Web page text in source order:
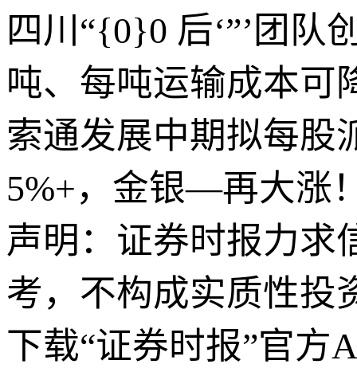
四川“{0}0 后‘”’团
吨、每吨运输成本可
索通发展中期拟每股
5%+，金银—再大涨
声明：证券时报力求
考，不构成实质性投
下载“证券时报”官方